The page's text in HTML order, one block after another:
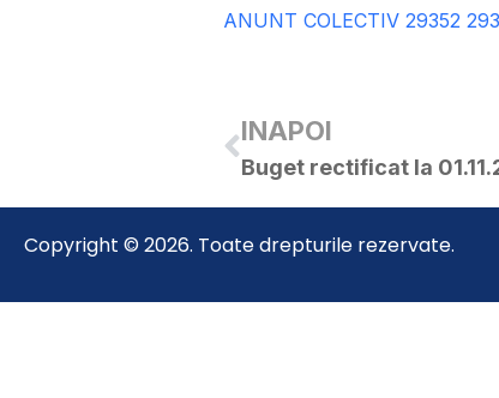
ANUNT COLECTIV 29352
INAPOI
Buget rectificat la
Copyright © 2026. Toate drepturile rezervate.